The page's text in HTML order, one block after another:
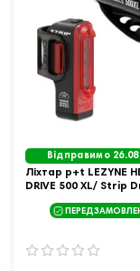
Відправимо
Ліхтар p+t LEZYNE
DRIVE 500 XL/ Strip